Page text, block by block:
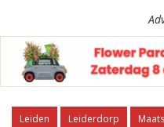
Leiden Leiderdorp